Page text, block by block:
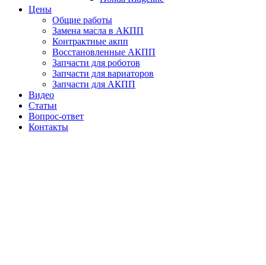
Цены
Общие работы
Замена масла в АКПП
Контрактные акпп
Восстановленные АКПП
Запчасти для роботов
Запчасти для вариаторов
Запчасти для АКПП
Видео
Статьи
Вопрос-ответ
Контакты